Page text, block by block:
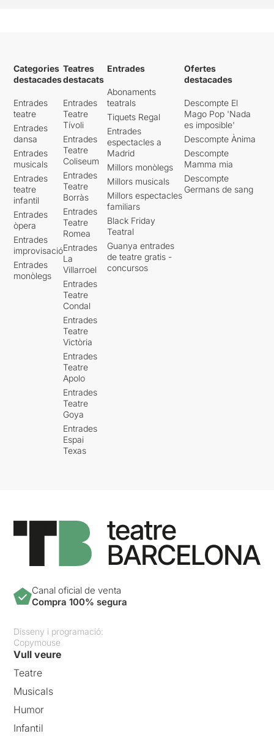
Categories
destacades
Entrades
teatre
Entrades
dansa
Entrades
musicals
Entrades
teatre
infantil
Entrades
òpera
Entrades
improvisació
Entrades
monòlegs
Teatres
destacats
Entrades
Teatre
Tívoli
Entrades
Teatre
Coliseum
Entrades
Teatre
Borràs
Entrades
Teatre
Romea
Entrades
La
Villarroel
Entrades
Teatre
Condal
Entrades
Teatre
Victòria
Entrades
Teatre
Apolo
Entrades
Teatre
Goya
Entrades
Espai
Texas
Entrades
Abonaments
teatrals
Tiquets Regal
Entrades
espectacles a
Madrid
Millors monòlegs
Millors musicals
Millors espectacles
familiars
Black Friday
Teatral
Guanya entrades
de teatre gratis -
concursos
Ofertes
destacades
Descompte El
Mago Pop 'Nada
es imposible'
Descompte Ànima
Descompte
Mamma mia
Descompte
Germans de sang
Canal oficial de venta
Compra 100% segura
Disseny i programació:
Copymouse
Vull veure
Teatre
Musicals
Humor
Infantil